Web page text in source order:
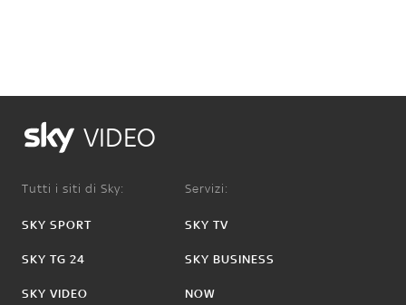
VIDEO
Tutti i siti di Sky:
SKY SPORT
SKY TG 24
SKY VIDEO
Servizi:
SKY TV
SKY BUSINESS
NOW